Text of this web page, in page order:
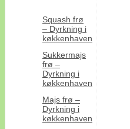
Squash frø
– Dyrkning i
køkkenhaven
Sukkermajs
frø –
Dyrkning i
køkkenhaven
Majs frø –
Dyrkning i
køkkenhaven